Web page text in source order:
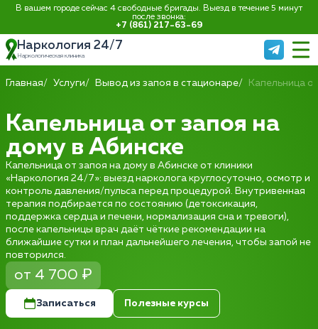
В вашем городе сейчас 4 свободные бригады. Выезд в течение 5 минут
после звонка:
+7 (861) 217-63-69
Наркология 24/7
Наркологическая клиника
Главная Услуги Вывод из запоя в стационаре Капельница
Капельница от запоя на
дому в Абинске
Капельница от запоя на дому в Абинске от клиники
«Наркология 24/7»: выезд нарколога круглосуточно, осмотр и
контроль давления/пульса перед процедурой. Внутривенная
терапия подбирается по состоянию (детоксикация,
поддержка сердца и печени, нормализация сна и тревоги),
после капельницы врач даёт чёткие рекомендации на
ближайшие сутки и план дальнейшего лечения, чтобы запой не
повторился.
от 4 700 ₽
Записаться Полезные курсы